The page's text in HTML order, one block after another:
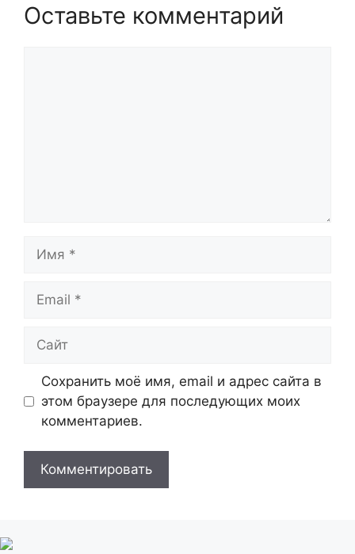
Оставьте комментарий
Сохранить моё имя, email и адрес сайта в
этом браузере для последующих моих
комментариев.